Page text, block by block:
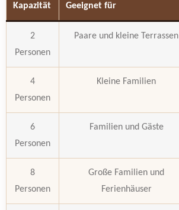
Kapazität Geeignet für
2
Personen
Paare und kleine Terrassen
4
Personen
Kleine Familien
6
Personen
Familien und Gäste
8
Personen
Große Familien und
Ferienhäuser